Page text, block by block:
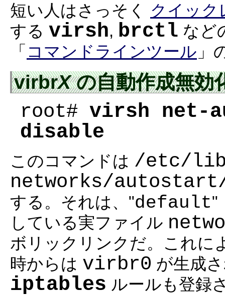
短い人はさっそく クイック
する virsh, brctl など
「 コマンドラインツール 」
virbrXの自動作成無効
root# virsh net-
disable
このコマンドは /etc/
networks/
する。それは、"default"
している実ファイル
ボリックリンクだ。これに
時からは virbr0 が生成
iptables ルールも登録